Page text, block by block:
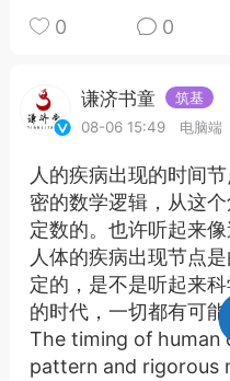
小海
卫通：内经视角
养要义
0
女子五
养颜首
谦
0 0
谦济书童
筑基
08-06 15:49
电脑端
人的疾病出现的时间
密的数学逻辑，从这
定数的。也许听起来
人体的疾病出现节点
定的，是不是听起来
的时代，一切都有可能
The timing of human
pattern and rigorous